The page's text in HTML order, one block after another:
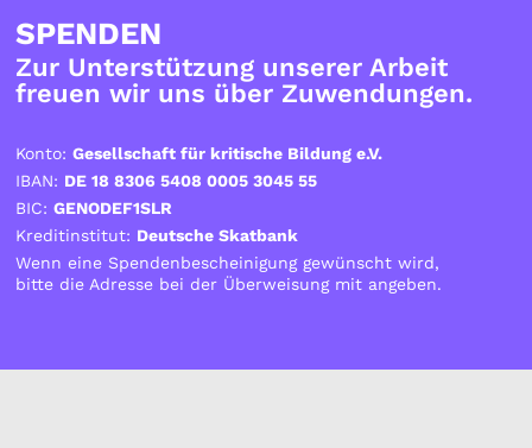
SPENDEN
Zur Unterstützung unserer Arbeit
freuen wir uns über Zuwendungen.
Konto:Gesellschaft für kritische Bildung e.V.
IBAN: DE 18 8306 5408 0005 3045 55
BIC:GENODEF1SLR
Kreditinstitut: Deutsche Skatbank
Wenn eine Spendenbescheinigung gewünscht wird,
bitte die Adresse bei der Überweisung mit angeben.